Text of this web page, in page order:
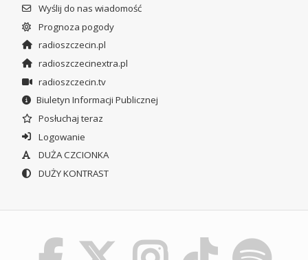
Wyślij do nas wiadomość
Prognoza pogody
radioszczecin.pl
radioszczecinextra.pl
radioszczecin.tv
Biuletyn Informacji Publicznej
Posłuchaj teraz
Logowanie
DUŻA CZCIONKA
DUŻY KONTRAST